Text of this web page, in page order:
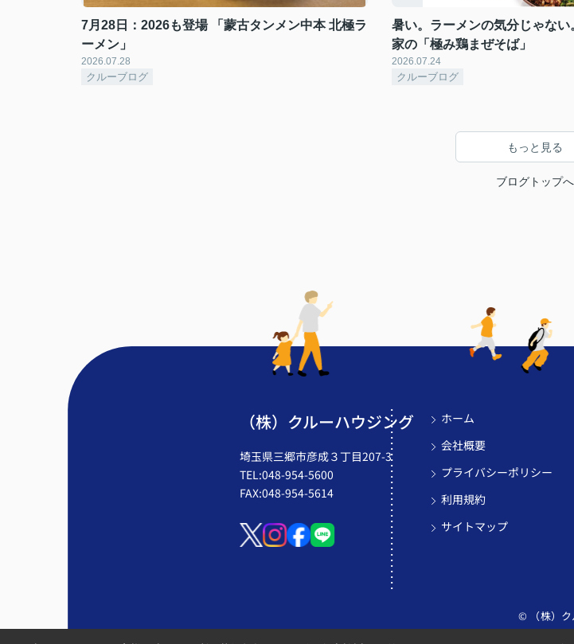
7月28日：2026も登場 「蒙古タンメン中本 北極ラ
ーメン」
2026.07.28
クルーブログ
暑い。ラーメンの気分じゃな
家の「極み鶏まぜそば」
2026.07.24
クルーブログ
もっと見る
ブログトップへ
（株）クルーハウジング
埼玉県三郷市彦成３丁目207-3
TEL:048-954-5600
FAX:048-954-5614
ホーム
会社概要
プライバシーポリシー
利用規約
サイトマップ
© （株）ク